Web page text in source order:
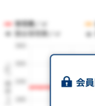
1㎡単価（円）
管理費／㎡
競合管理費／㎡